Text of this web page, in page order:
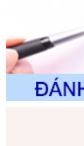
Tên: Về việc
đổi, bổ sung và
trong giải quyết
thuộc phạm vi
trường
Ngày ban hành:
Số kí hiệu:
Tên: V/v công
đổi, bổ sung và
giải quyết thủ